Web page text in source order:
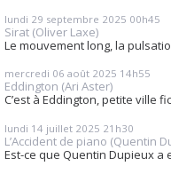
lundi 29 septembre 2025 00h45
Sirat (Oliver Laxe)
Le mouvement long, la
mercredi 06 août 2025 14h55
Eddington (Ari Aster)
C’est à Eddington, petite ville
lundi 14 juillet 2025 21h30
L’Accident de piano (Quentin
Est-ce que Quentin Dupieux a